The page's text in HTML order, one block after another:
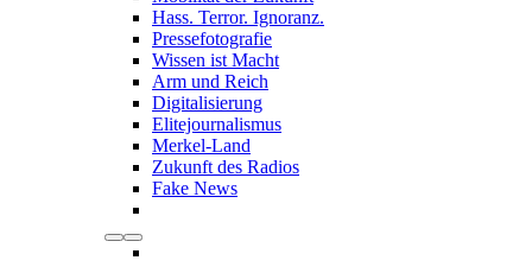
Hass. Terror. Ignoranz.
Pressefotografie
Wissen ist Macht
Arm und Reich
Digitalisierung
Elitejournalismus
Merkel-Land
Zukunft des Radios
Fake News